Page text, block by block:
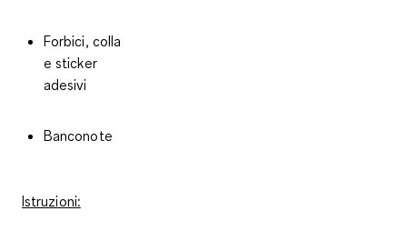
Forbici, colla
e sticker
adesivi
Banconote
Istruzioni: